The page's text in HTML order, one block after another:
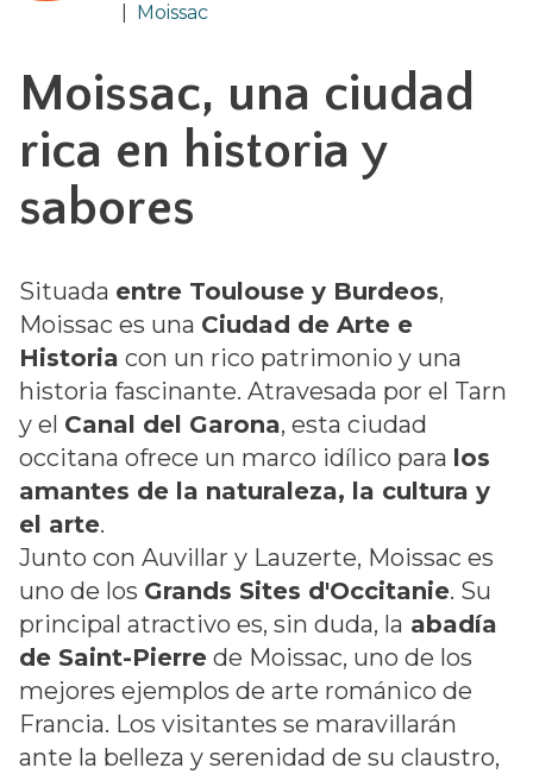
Moissac
Moissac, una ciudad
rica en historia y
sabores
Situada entre Toulouse y Burdeos,
Moissac es una Ciudad de Arte e
Historia con un rico patrimonio y una
historia fascinante. Atravesada por el Tarn
y el Canal del Garona, esta ciudad
occitana ofrece un marco idílico para los
amantes de la naturaleza, la cultura y
el arte.
Junto con Auvillar y Lauzerte, Moissac es
uno de los Grands Sites d'Occitanie. Su
principal atractivo es, sin duda, la abadía
de Saint-Pierre de Moissac, uno de los
mejores ejemplos de arte románico de
Francia. Los visitantes se maravillarán
ante la belleza y serenidad de su claustro,